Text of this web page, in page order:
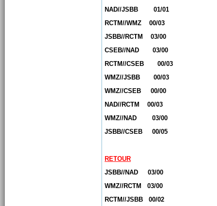
NAD//JSBB 01/01
RCTM//WMZ 00/03
JSBB//RCTM 03/00
CSEB//NAD 03/00
RCTM//CSEB 00/03
WMZ//JSBB 00/03
WMZ//CSEB 00/00
NAD//RCTM 00/03
WMZ//NAD 03/00
JSBB//CSEB 00/05
RETOUR
JSBB//NAD 03/00
WMZ//RCTM 03/00
RCTM//JSBB 00/02